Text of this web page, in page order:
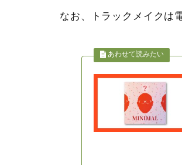
なお、トラックメイクは